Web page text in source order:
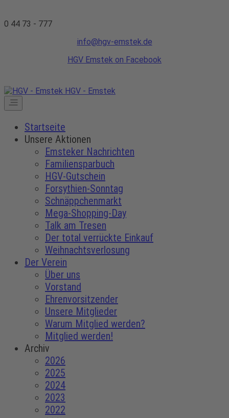
0 44 73 - 777
info@hgv-emstek.de
HGV Emstek on Facebook
HGV - Emstek
Startseite
Unsere Aktionen
Emsteker Nachrichten
Familiensparbuch
HGV-Gutschein
Forsythien-Sonntag
Schnäppchenmarkt
Mega-Shopping-Day
Talk am Tresen
Der total verrückte Einkauf
Weihnachtsverlosung
Der Verein
Über uns
Vorstand
Ehrenvorsitzender
Unsere Mitglieder
Warum Mitglied werden?
Mitglied werden!
Archiv
2026
2025
2024
2023
2022